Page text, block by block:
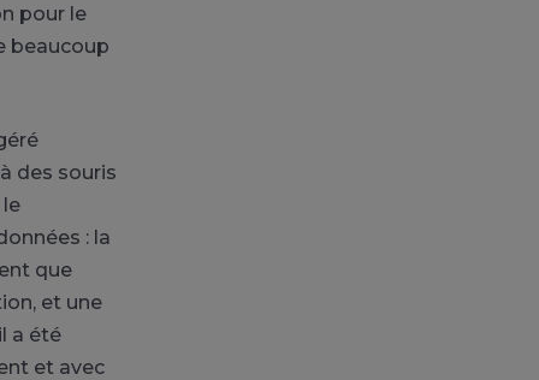
pour le
beaucoup
des souris
: la
que
et une
a été
et avec